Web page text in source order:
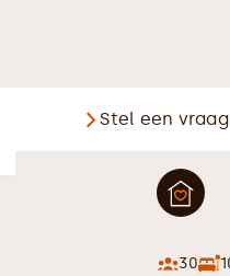
Stel een vraag
30